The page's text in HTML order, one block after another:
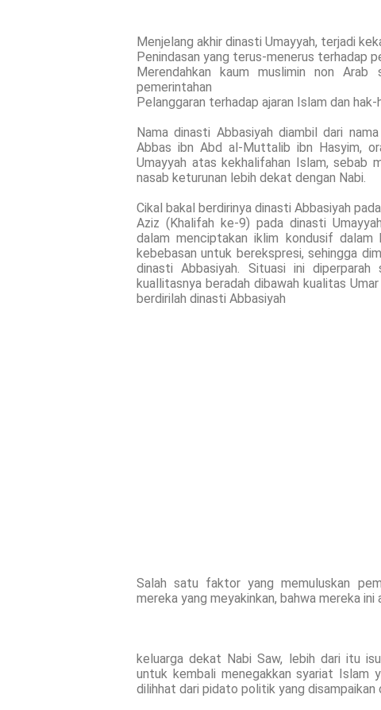
Menjelang akhir dinasti Umayyah, terjadi
Penindasan yang terus-menerus terhadap
Merendahkan kaum muslimin non
pemerintahan
Pelanggaran terhadap ajaran Islam dan
Nama dinasti Abbasiyah diambil dari
Abbas ibn Abd al-Muttalib ibn Hasyim,
Umayyah atas kekhalifahan Islam, sebab
nasab keturunan lebih dekat dengan Nabi.
Cikal bakal berdirinya dinasti Abbasiyah
Aziz (Khalifah ke-9) pada dinasti
dalam menciptakan iklim kondusif dalam
kebebasan untuk berekspresi, sehingga
dinasti Abbasiyah. Situasi ini
kuallitasnya beradah dibawah kualitas
berdirilah dinasti Abbasiyah
Salah satu faktor yang memuluskan
mereka yang meyakinkan, bahwa mereka ini
keluarga dekat Nabi Saw, lebih dari itu
untuk kembali menegakkan syariat Islam
dilihhat dari pidato politik yang disampaikan